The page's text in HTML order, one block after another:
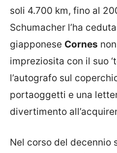
soli 4.700 km, fino al
Schumacher l’ha
giapponese Cornes
impreziosita con il suo
l’autografo sul
portaoggetti e una
divertimento
Nel corso del decennio